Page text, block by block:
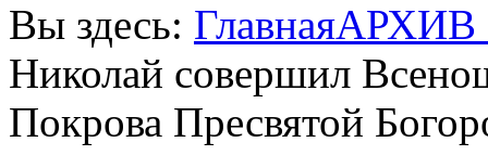
Вы здесь: Главная
Николай совершил
Покрова Пресвятой